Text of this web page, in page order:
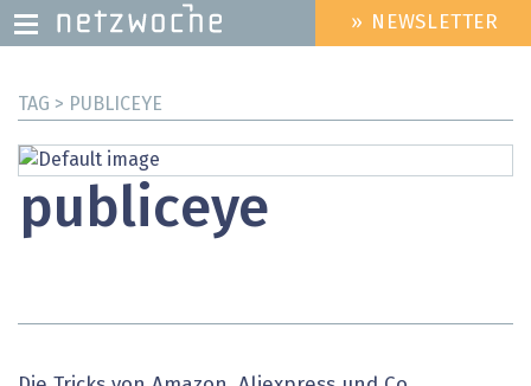
zum
HEADER
MENU
» NEWSLETTER
TAG > PUBLICEYE
publiceye